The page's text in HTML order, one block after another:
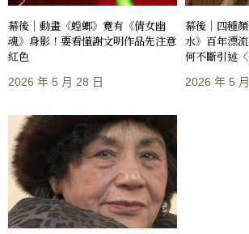
幕後｜動畫《螳螂》竟有《倩女幽
魂》身影！要看懂謝文明作品先注意
紅色
2026 年 5 月 28 日
幕後｜四種
水》百年漂
何不斷引述
2026 年 5